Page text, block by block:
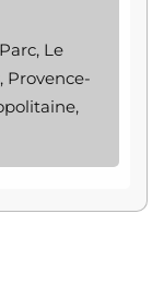
Le
Provence-